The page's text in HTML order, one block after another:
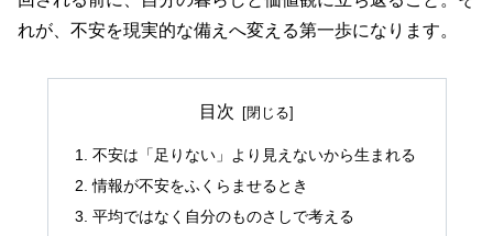
れが、不安を現実的な備えへ変える第一歩になります。
目次
不安は「足りない」より見えないから生まれる
情報が不安をふくらませるとき
平均ではなく自分のものさしで考える